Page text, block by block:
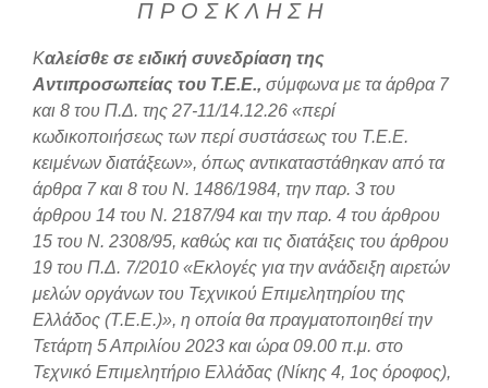
Π Ρ Ο Σ Κ Λ Η Σ Η
Καλείσθε σε ειδική συνεδρίαση της
Αντιπροσωπείας του Τ.Ε.Ε., σύμφωνα με τα άρθρα 7
και 8 του Π.Δ. της 27-11/14.12.26 «περί
κωδικοποιήσεως των περί συστάσεως του Τ.Ε.Ε.
κειμένων διατάξεων», όπως αντικαταστάθηκαν από τα
άρθρα 7 και 8 του Ν. 1486/1984, την παρ. 3 του
άρθρου 14 του Ν. 2187/94 και την παρ. 4 του άρθρου
15 του Ν. 2308/95, καθώς και τις διατάξεις του άρθρου
19 του Π.Δ. 7/2010 «Εκλογές για την ανάδειξη αιρετών
μελών οργάνων του Τεχνικού Επιμελητηρίου της
Ελλάδος (Τ.Ε.Ε.)», η οποία θα πραγματοποιηθεί την
Τετάρτη 5 Απριλίου 2023 και ώρα 09.00 π.μ. στο
Τεχνικό Επιμελητήριο Ελλάδας (Νίκης 4, 1ος όροφος),